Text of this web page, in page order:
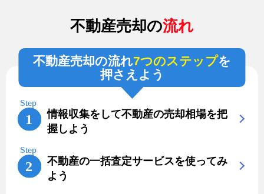
不動産売却の流れ
不動産売却の流れ7つのステップを
押さえよう
情報収集をして不動産の売却相場を把
握しよう
不動産の一括査定サービスを使ってみ
よう